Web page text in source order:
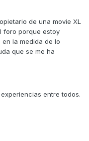
de una movie XL
foro porque estoy
la medida de lo
que se me ha
entre todos.